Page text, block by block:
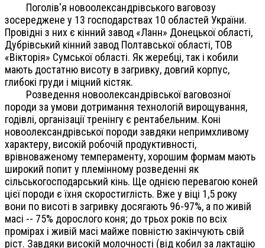
Поголів'я новоолександрівського ваговозу
зосереджене у 13 господарствах 10 областей України.
Провідні з них є кінний завод «Ланн» Донецької області,
Дубрівський кінний завод Полтавської області, ТОВ
«Вікторія» Сумської області. Як жеребці, так і кобили
мають достатню висоту в загривку, довгий корпус,
глибокі груди і міцний кістяк.
Розведення новоолександрівської ваговозної
породи за умови дотримання технологій вирощування,
годівлі, організації тренінгу є рентабельним. Коні
новоолександрівської породи завдяки непримхливому
характеру, високій робочій продуктивності,
врівноваженому темпераменту, хорошим формам мають
широкий попит у племінному розведенні як
сільськогосподарський кінь. Ще однією перевагою коней
цієї породи є їхня скоростиглість. Вже у віці 1,5 року
вони по висоті в загривку досягають 96-97%, а по живій
масі -- 75% дорослого коня; до трьох років по всіх
промірах і живій масі майже повністю закінчують свій
ріст. Завдяки високій молочності (від кобил за лактацію